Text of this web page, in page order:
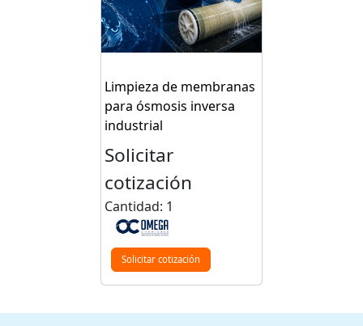
Limpieza de membranas
para ósmosis inversa
industrial
Solicitar
cotización
Cantidad: 1
Solicitar cotización